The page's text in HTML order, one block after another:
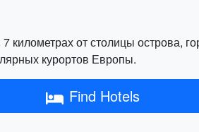
километрах от столицы острова,
курортов Европы.
Find Hotels